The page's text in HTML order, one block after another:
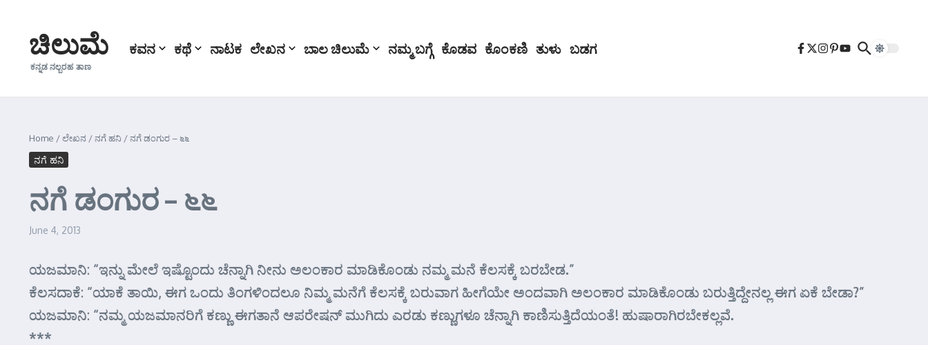
ಚಿಲುಮೆ
ಕನ್ನಡ ನಲ್ಬರಹ ತಾಣ
ಕವನ ಕಥೆ ನಾಟಕ ಲೇಖನ ಬಾಲ ಚಿಲುಮೆ ನಮ್ಮ ಬಗ್ಗೆ ಕೊಡವ ಕೊಂಕಣಿ ತುಳು ಬಡಗ
Home /ಲೇಖನ /ನಗೆ ಹನಿ /ನಗೆ ಡಂಗುರ – ೬೬
ನಗೆ ಹನಿ
ನಗೆ ಡಂಗುರ – ೬೬
June 4, 2013
ಯಜಮಾನಿ: “ಇನ್ನು ಮೇಲೆ ಇಷ್ಟೊಂದು ಚೆನ್ನಾಗಿ ನೀನು ಅಲಂಕಾರ ಮಾಡಿಕೊಂಡು ನಮ್ಮ ಮನೆ ಕೆಲಸಕ್ಕೆ ಬರಬೇಡ.”
ಕೆಲಸದಾಕೆ: “ಯಾಕೆ ತಾಯಿ, ಈಗ ಒಂದು ತಿಂಗಳಿಂದಲೂ ನಿಮ್ಮ ಮನೆಗೆ ಕೆಲಸಕ್ಕೆ ಬರುವಾಗ ಹೀಗೆಯೇ ಅಂದವಾಗಿ ಅಲಂಕಾರ ಮಾಡಿಕೊಂಡು ಬರುತ್ತಿದ್ದೇನಲ್ಲ ಈಗ ಏಕೆ ಬೇಡಾ?”
ಯಜಮಾನಿ: “ನಮ್ಮ ಯಜಮಾನರಿಗೆ ಕಣ್ಣು ಈಗತಾನೆ ಆಪರೇಷನ್ ಮುಗಿದು ಎರಡು ಕಣ್ಣುಗಳೂ ಚೆನ್ನಾಗಿ ಕಾಣಿಸುತ್ತಿದೆಯಂತೆ! ಹುಷಾರಾಗಿರಬೇಕಲ್ಲವೆ.
***